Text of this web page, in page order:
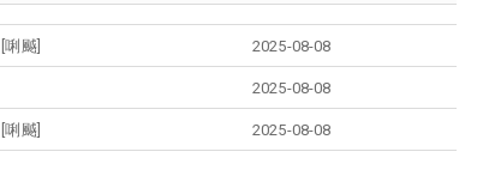
唎䬂] 2025-08-08
2025-08-08
唎䬂] 2025-08-08